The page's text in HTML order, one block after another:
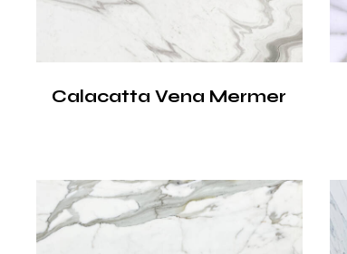
Calacatta Vena Mermer